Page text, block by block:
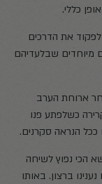
כללי.
את הדרכים
מיוחדים שבלעדיהם
ארוחת הערב
כשלפתע פנו
הכי נפוץ לשיחה
ברצון. באותו